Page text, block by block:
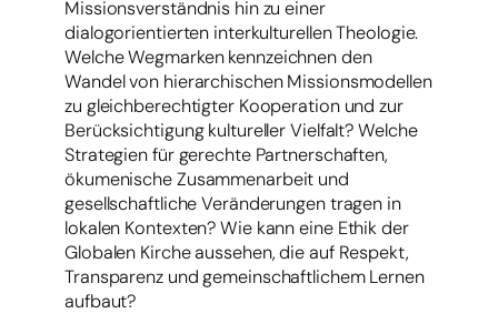
Missionsverständnis hin zu einer
dialogorientierten interkulturellen Theologie.
Welche Wegmarken kennzeichnen den
Wandel von hierarchischen Missionsmodellen
zu gleichberechtigter Kooperation und zur
Berücksichtigung kultureller Vielfalt? Welche
Strategien für gerechte Partnerschaften,
ökumenische Zusammenarbeit und
gesellschaftliche Veränderungen tragen in
lokalen Kontexten? Wie kann eine Ethik der
Globalen Kirche aussehen, die auf Respekt,
Transparenz und gemeinschaftlichem Lernen
aufbaut?